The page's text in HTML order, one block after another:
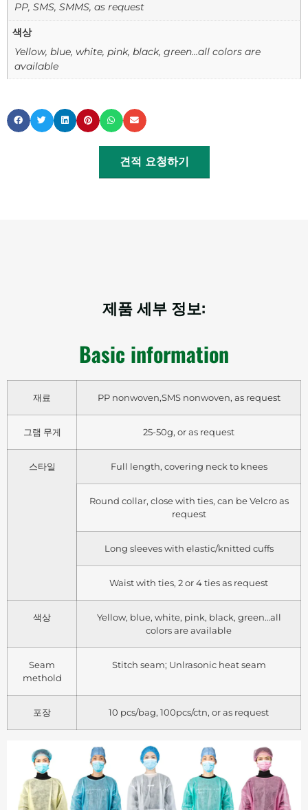
PP, SMS, SMMS, as request
색상
Yellow, blue, white, pink, black, green…all colors are
available
견적 요청하기
제품 세부 정보:
Basic information
재료 PP nonwoven,SMS nonwoven, as request
그램 무게 25-50g, or as request
스타일 Full length, covering neck to knees
Round collar, close with ties, can be Velcro as
request
Long sleeves with elastic/knitted cuffs
Waist with ties, 2 or 4 ties as request
색상
Yellow, blue, white, pink, black, green…all
colors are available
Seam
methold
Stitch seam; Unlrasonic heat seam
포장 10 pcs/bag, 100pcs/ctn, or as request